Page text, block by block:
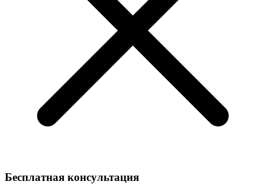
Бесплатная консультация